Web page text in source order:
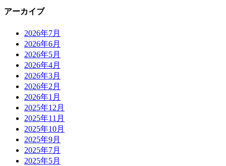
アーカイブ
2026年7月
2026年6月
2026年5月
2026年4月
2026年3月
2026年2月
2026年1月
2025年12月
2025年11月
2025年10月
2025年9月
2025年7月
2025年5月